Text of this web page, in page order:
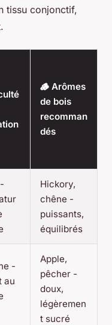
tissu conjonctif,
🪵 Arômes
de bois
recomman
dés
Hickory,
chêne -
puissants,
équilibrés
-
au
Apple,
pêcher -
doux,
légèremen
t sucré